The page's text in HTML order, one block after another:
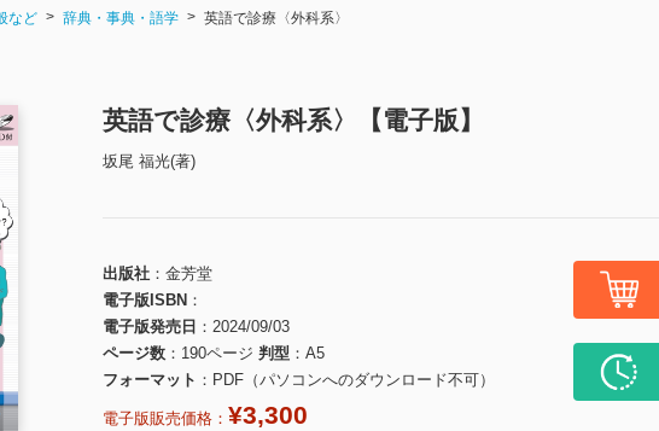
など 辞典・事典・語学 英語で診療〈外科系〉
英語で診療〈外科系〉【電子版】
坂尾 福光(著)
出版社
金芳堂
電子版ISBN
電子版発売日
2024/09/03
ページ数
190ページ 判型
A5
フォーマット
PDF（パソコンへのダウンロード不可）
電子版販売価格： ¥3,300